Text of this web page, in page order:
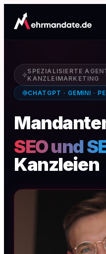
SPEZIALISIERTE
KANZLEIMARKETING
CHATGPT · GEMINI ·
SEO und
Kanzleien